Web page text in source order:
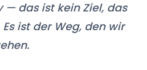
— das ist kein Ziel, das
ist der Weg, den wir